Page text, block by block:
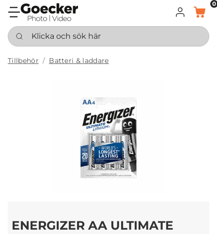
LOGGA IN
KORG
0
Klicka och sök här
Tillbehör Batteri & laddare
ENERGIZER AA ULTIMATE